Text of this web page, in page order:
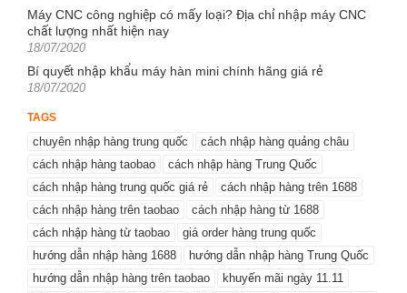
Máy CNC công nghiệp có mấy loại? Địa chỉ nhập máy CNC
chất lượng nhất hiện nay
Posted
18/07/2020
Bí quyết nhập khẩu máy hàn mini chính hãng giá rẻ
Posted
18/07/2020
TAGS
chuyên nhập hàng trung quốc
cách nhập hàng quảng châu
cách nhập hàng taobao
cách nhập hàng Trung Quốc
cách nhập hàng trung quốc giá rẻ
cách nhập hàng trên 1688
cách nhập hàng trên taobao
cách nhập hàng từ 1688
cách nhập hàng từ taobao
giá order hàng trung quốc
hướng dẫn nhập hàng 1688
hướng dẫn nhập hàng Trung Quốc
hướng dẫn nhập hàng trên taobao
khuyến mãi ngày 11.11